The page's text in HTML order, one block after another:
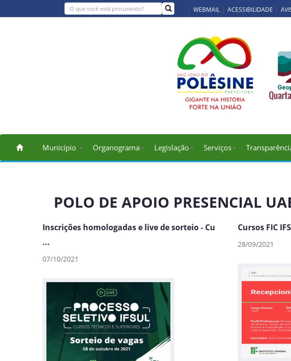
WEBMAIL ACESSIBILIDADE
Município Organograma Legislação Serviços
POLO DE APOIO PRESENCIAL
Inscrições homologadas e live de sorteio - Cu
...
07/10/2021
Cursos FIC
28/09/2021